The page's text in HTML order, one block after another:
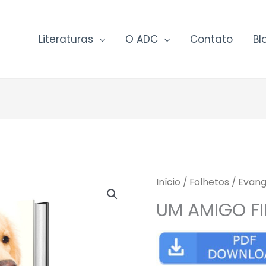
Literaturas O ADC Contato
Início / Folhetos /
UM AMIGO